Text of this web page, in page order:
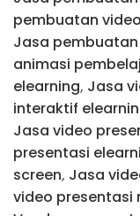
pembuatan
Jasa
animasi
elearning, Jasa
interaktif
Jasa video
presentasi
screen, Jasa
video presentasi